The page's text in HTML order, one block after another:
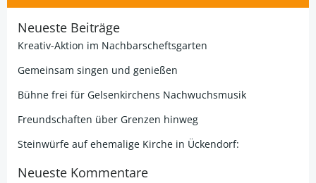
Neueste Beiträge
Kreativ-Aktion im Nachbarscheftsgarten
Gemeinsam singen und genießen
Bühne frei für Gelsenkirchens Nachwuchsmusik
Freundschaften über Grenzen hinweg
Steinwürfe auf ehemalige Kirche in Ückendorf:
Neueste Kommentare